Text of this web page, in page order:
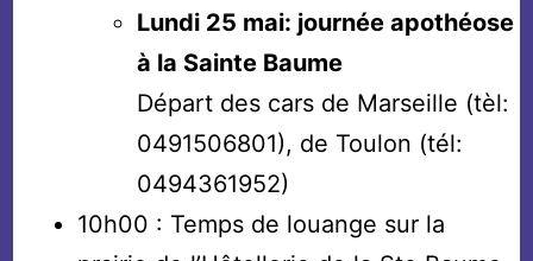
Lundi 25 mai: journée apothéose
à la Sainte Baume
Départ des cars de Marseille (tèl:
0491506801), de Toulon (tél:
0494361952)
10h00 : Temps de louange sur la